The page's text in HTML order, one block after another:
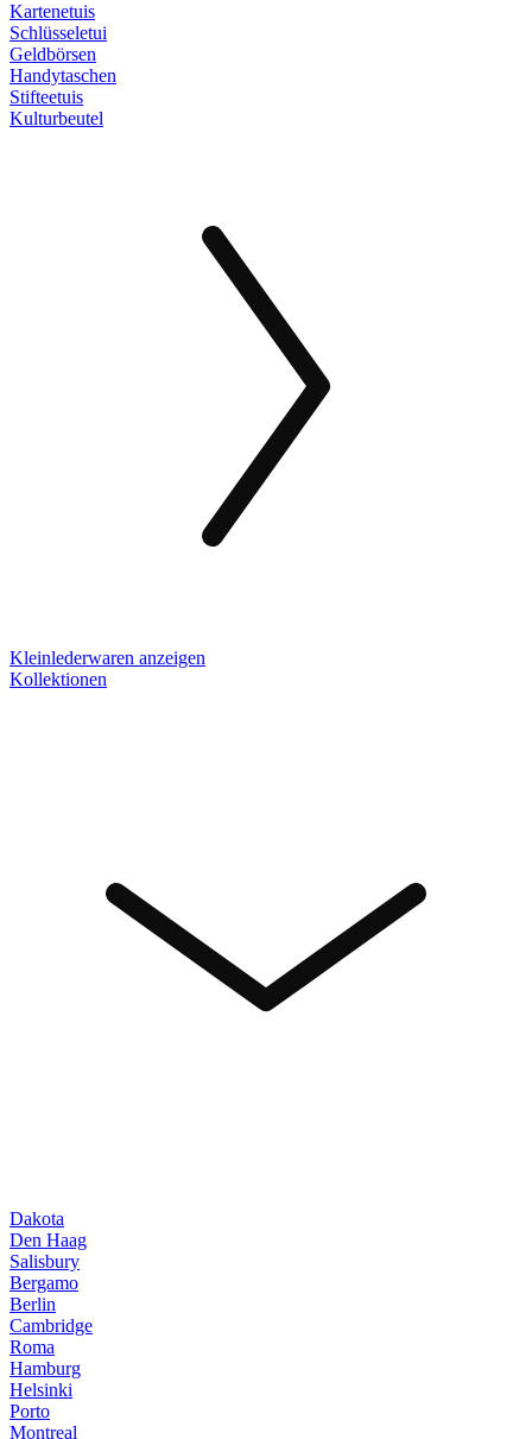
Kartenetuis
Schlüsseletui
Geldbörsen
Handytaschen
Stifteetuis
Kulturbeutel
Kleinlederwaren anzeigen
Kollektionen
Dakota
Den Haag
Salisbury
Bergamo
Berlin
Cambridge
Roma
Hamburg
Helsinki
Porto
Montreal